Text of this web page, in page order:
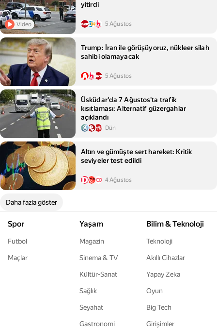
Video
yitirdi
5 Ağustos
Trump: İran ile görüşüyoruz, nükleer silah
sahibi olamayacak
5 Ağustos
Üsküdar'da 7 Ağustos'ta trafik
kısıtlaması: Alternatif güzergahlar
açıklandı
Dün
Altın ve gümüşte sert hareket: Kritik
seviyeler test edildi
4 Ağustos
Daha fazla göster
Spor
Futbol
Maçlar
Yaşam
Magazin
Sinema & TV
Kültür-Sanat
Sağlık
Seyahat
Gastronomi
Bilim & Teknoloji
Teknoloji
Akıllı Cihazlar
Yapay Zeka
Oyun
Big Tech
Girişimler